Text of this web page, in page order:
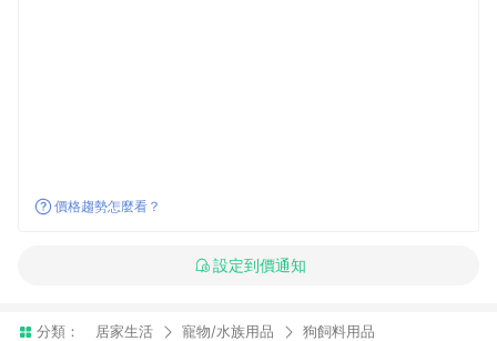
價格趨勢怎麼看？
設定到價通知
分類： 居家生活 寵物/水族用品 狗飼料用品